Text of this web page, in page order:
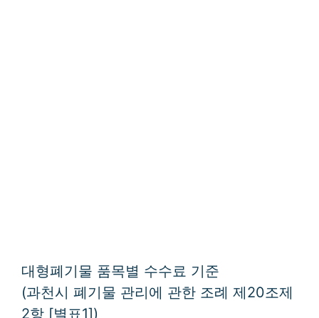
대형폐기물 품목별 수수료 기준
(과천시 폐기물 관리에 관한 조례 제20조제
2항 [별표1])